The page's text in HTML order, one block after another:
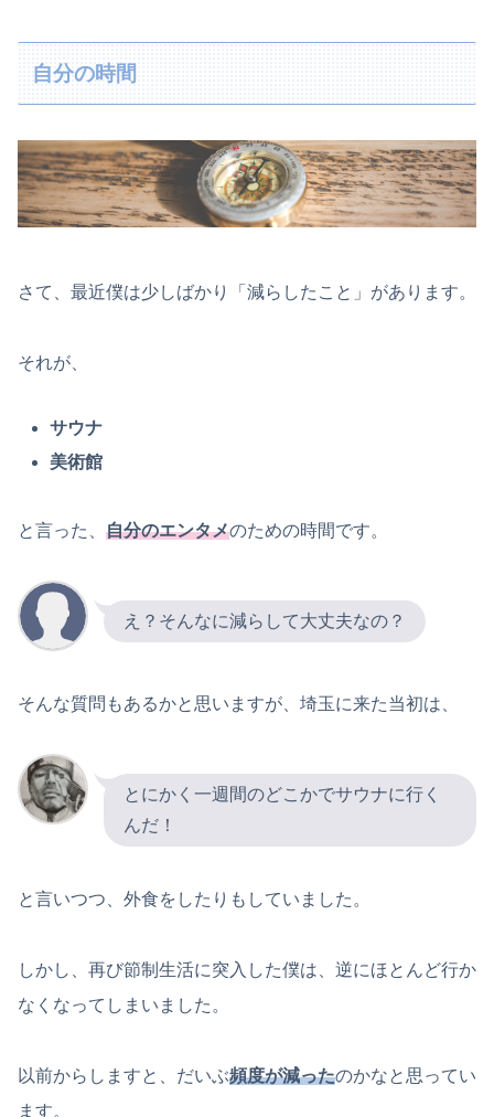
自分の時間
さて、最近僕は少しばかり「減らしたこと」があります。
それが、
サウナ
美術館
と言った、 自分のエンタメのための時間です。
え？そんなに減らして大丈夫なの？
そんな質問もあるかと思いますが、埼玉に来た当初は、
とにかく一週間のどこかでサウナに行く
んだ！
と言いつつ、外食をしたりもしていました。
しかし、再び節制生活に突入した僕は、逆にほとんど行か
なくなってしまいました。
以前からしますと、だいぶ頻度が減ったのかなと思ってい
ます。